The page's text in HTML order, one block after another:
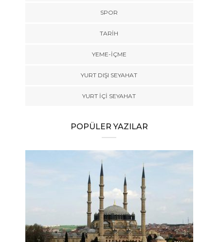
SPOR
TARİH
YEME-İÇME
YURT DIŞI SEYAHAT
YURT İÇİ SEYAHAT
POPÜLER YAZILAR